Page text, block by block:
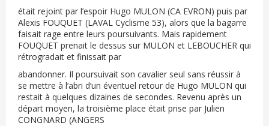
était rejoint par l’espoir Hugo MULON (CA EVRON) puis par
Alexis FOUQUET (LAVAL Cyclisme 53), alors que la bagarre
faisait rage entre leurs poursuivants. Mais rapidement
FOUQUET prenait le dessus sur MULON et LEBOUCHER qui
rétrogradait et finissait par
abandonner. Il poursuivait son cavalier seul sans réussir à
se mettre à l’abri d’un éventuel retour de Hugo MULON qui
restait à quelques dizaines de secondes. Revenu après un
départ moyen, la troisième place était prise par Julien
CONGNARD (ANGERS